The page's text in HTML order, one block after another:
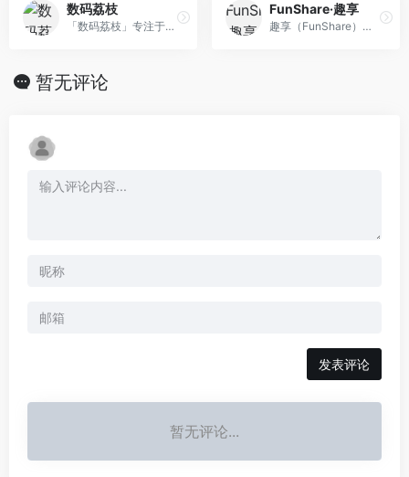
数码荔枝
「数码荔枝」专注于分享最新鲜优质的正版软件。作为国内知名的软件代理商，我们严选上新各类优秀电脑软件，并提供友好的正版售价、专业的客服支持、详细的文字 &amp; 视频评测。
FunShare·趣享
趣享（FunShare）实用综合性资源分享平台
暂无评论
发表评论
暂无评论...